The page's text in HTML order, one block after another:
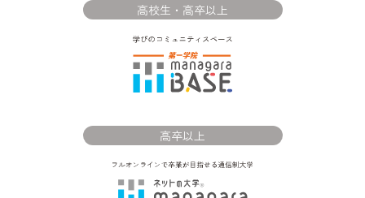
高校生・高卒以上
高卒以上